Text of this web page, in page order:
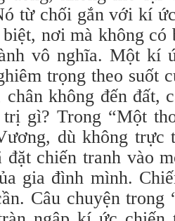
từ chối gắn với kí
nơi mà không
vô nghĩa. Một kí
trọng theo suốt
không đến đất,
gì? Trong “Một
dù không trực
đặt chiến tranh vào
gia đình mình.
Câu chuyện